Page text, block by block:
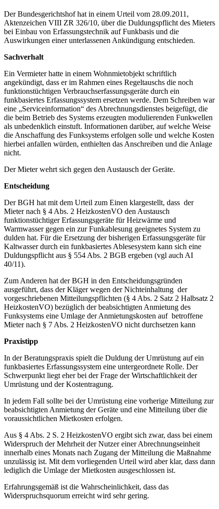
Der Bundesgerichtshof hat in einem Urteil vom 28.09.2011,
Aktenzeichen VIII ZR 326/10, über die Duldungspflicht des Mieters
bei Einbau von Erfassungstechnik auf Funkbasis und die
Auswirkungen einer unterlassenen Ankündigung entschieden.
Sachverhalt
Ein Vermieter hatte in einem Wohnmietobjekt schriftlich
angekündigt, dass er im Rahmen eines Regeltauschs die noch
funktionstüchtigen Verbrauchserfassungsgeräte durch ein
funkbasiertes Erfassungssystem ersetzen werde. Dem Schreiben war
eine „Serviceinformation“ des Abrechnungsdienstes beigefügt, die
die beim Betrieb des Systems erzeugten modulierenden Funkwellen
als unbedenklich einstuft. Informationen darüber, auf welche Weise
die Anschaffung des Funksystems erfolgen solle und welche Kosten
hierbei anfallen würden, enthielten das Anschreiben und die Anlage
nicht.
Der Mieter wehrt sich gegen den Austausch der Geräte.
Entscheidung
Der BGH hat mit dem Urteil zum Einen klargestellt, dass der
Mieter nach § 4 Abs. 2 HeizkostenVO den Austausch
funktionstüchtiger Erfassungsgeräte für Heizwärme und
Warmwasser gegen ein zur Funkablesung geeignetes System zu
dulden hat. Für die Ersetzung der bisherigen Erfassungsgeräte für
Kaltwasser durch ein funkbasiertes Ablesesystem kann sich eine
Duldungspflicht aus § 554 Abs. 2 BGB ergeben (vgl auch AI
40/11).
Zum Anderen hat der BGH in den Entscheidungsgründen
ausgeführt, dass der Kläger wegen der Nichteinhaltung der
vorgeschriebenen Mitteilungspflichten (§ 4 Abs. 2 Satz 2 Halbsatz 2
HeizkostenVO) bezüglich der beabsichtigten Anmietung des
Funksystems eine Umlage der Anmietungskosten auf betroffene
Mieter nach § 7 Abs. 2 HeizkostenVO nicht durchsetzen kann
Praxistipp
In der Beratungspraxis spielt die Duldung der Umrüstung auf ein
funkbasiertes Erfassungssystem eine untergeordnete Rolle. Der
Schwerpunkt liegt eher bei der Frage der Wirtschaftlichkeit der
Umrüstung und der Kostentragung.
In jedem Fall sollte bei der Umrüstung eine vorherige Mitteilung zur
beabsichtigten Anmietung der Geräte und eine Mitteilung über die
voraussichtlichen Mietkosten erfolgen.
Aus § 4 Abs. 2 S. 2 HeizkostenVO ergibt sich zwar, dass bei einem
Widerspruch der Mehrheit der Nutzer einer Abrechnungseinheit
innerhalb eines Monats nach Zugang der Mitteilung die Maßnahme
unzulässig ist. Mit dem vorliegenden Urteil wird aber klar, dass dann
lediglich die Umlage der Mietkosten ausgeschlossen ist.
Erfahrungsgemäß ist die Wahrscheinlichkeit, dass das
Widerspruchsquorum erreicht wird sehr gering.